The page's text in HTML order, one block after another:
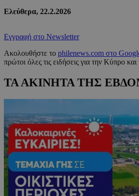
Ελεύθερα, 22.2.2026
Εγγραφή στο Newsletter
Ακολουθήστε το philenews.com στο
πρώτοι όλες τις ειδήσεις για την Κύπρο
ΤΑ ΑΚΙΝΗΤΑ ΤΗΣ